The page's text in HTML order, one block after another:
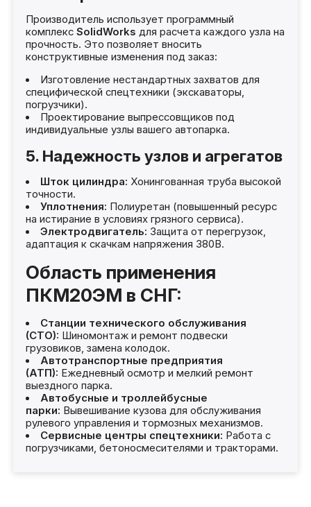
Производитель использует программный
комплексSolidWorks для расчета каждого узла на
прочность. Это позволяет вносить
конструктивные изменения под заказ:
Изготовление нестандартных захватов для
специфической спецтехники (экскаваторы,
погрузчики).
Проектирование выпрессовщиков под
индивидуальные узлы вашего автопарка.
5. Надежность узлов и агрегатов
Шток цилиндра: Хонингованная труба высокой
точности.
Уплотнения: Полиуретан (повышенный ресурс
на истирание в условиях грязного сервиса).
Электродвигатель: Защита от перегрузок,
адаптация к скачкам напряжения 380В.
Область применения
ПКМ20ЭМ в СНГ:
Станции технического обслуживания
(СТО): Шиномонтаж и ремонт подвески
грузовиков, замена колодок.
Автотранспортные предприятия
(АТП): Ежедневный осмотр и мелкий ремонт
выездного парка.
Автобусные и троллейбусные
парки: Вывешивание кузова для обслуживания
рулевого управления и тормозных механизмов.
Сервисные центры спецтехники: Работа с
погрузчиками, бетоносмесителями и тракторами.